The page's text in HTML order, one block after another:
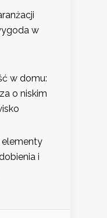
w
w domu:
o niskim
i